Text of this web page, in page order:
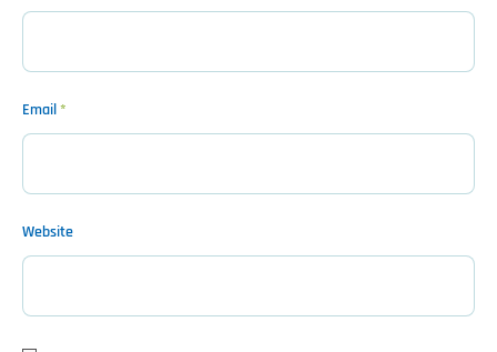
Email*
Website